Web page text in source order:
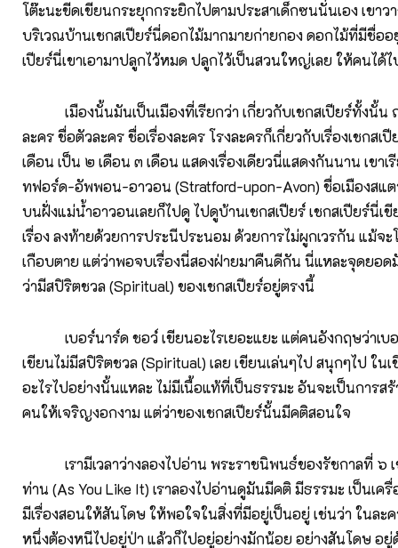
โต๊ะนะขีดเขียนกระยุกกระยิกไปตามประสาเด็กซนนั่นเอง เขาว
บริเวณบ้านเชกสเปียร์นี่ดอกไม้มากมายก่ายกอง ดอกไม้ที่มีชื่อ
เปียร์นี่เขาเอามาปลูกไว้หมด ปลูกไว้เป็นสวนใหญ่เลย ให้คนได้
เมืองนั้นมันเป็นเมืองที่เรียกว่า เกี่ยวกับเชกสเปียร์ทั้งนั้น
ละคร ชื่อตัวละคร ชื่อเรื่องละคร โรงละครก็เกี่ยวกับเรื่องเชกสเปี
เดือน เป็น ๒ เดือน ๓ เดือน แสดงเรื่องเดียวนี่แสดงกันนาน เขาเ
ทฟอร์ด-อัพพอน-อาวอน (Stratford-upon-Avon) ชื่อเมืองสแ
บนฝั่งแม่น้ำอาวอนเลยก็ไปดู ไปดูบ้านเชกสเปียร์ เชกสเปียร์นี่เ
เรื่อง ลงท้ายด้วยการประนีประนอม ด้วยการไม่ผูกเวรกัน แม้จ
เกือบตาย แต่ว่าพอจบเรื่องนี่สองฝ่ายมาคืนดีกัน นี่แหละจุดยอด
ว่ามีสปิริตชวล (Spiritual) ของเชกสเปียร์อยู่ตรงนี้
เบอร์นาร์ด ชอว์ เขียนอะไรเยอะแยะ แต่คนอังกฤษว่าเบ
เขียนไม่มีสปิริตชวล (Spiritual) เลย เขียนเล่นๆไป สนุกๆไป ใ
อะไรไปอย่างนั้นแหละ ไม่มีเนื้อแท้ที่เป็นธรรมะ อันจะเป็นการส
คนให้เจริญงอกงาม แต่ว่าของเชกสเปียร์นั้นมีคติสอนใจ
เรามีเวลาว่างลองไปอ่าน พระราชนิพนธ์ของรัชกาลที่ ๖ เ
ท่าน (As You Like It) เราลองไปอ่านดูมันมีคติ มีธรรมะ เป็นเค
มีเรื่องสอนให้สันโดษ ให้พอใจในสิ่งที่มีอยู่เป็นอยู่ เช่นว่า ในละ
หนึ่งต้องหนีไปอยู่ป่า แล้วก็ไปอยู่อย่างมักน้อย อย่างสันโดษ อยู่